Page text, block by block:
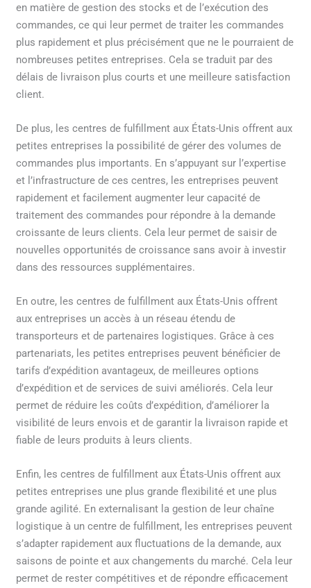
en matière de gestion des stocks et de l’exécution des
commandes, ce qui leur permet de traiter les commandes
plus rapidement et plus précisément que ne le pourraient de
nombreuses petites entreprises. Cela se traduit par des
délais de livraison plus courts et une meilleure satisfaction
client.
De plus, les centres de fulfillment aux États-Unis offrent aux
petites entreprises la possibilité de gérer des volumes de
commandes plus importants. En s’appuyant sur l’expertise
et l’infrastructure de ces centres, les entreprises peuvent
rapidement et facilement augmenter leur capacité de
traitement des commandes pour répondre à la demande
croissante de leurs clients. Cela leur permet de saisir de
nouvelles opportunités de croissance sans avoir à investir
dans des ressources supplémentaires.
En outre, les centres de fulfillment aux États-Unis offrent
aux entreprises un accès à un réseau étendu de
transporteurs et de partenaires logistiques. Grâce à ces
partenariats, les petites entreprises peuvent bénéficier de
tarifs d’expédition avantageux, de meilleures options
d’expédition et de services de suivi améliorés. Cela leur
permet de réduire les coûts d’expédition, d’améliorer la
visibilité de leurs envois et de garantir la livraison rapide et
fiable de leurs produits à leurs clients.
Enfin, les centres de fulfillment aux États-Unis offrent aux
petites entreprises une plus grande flexibilité et une plus
grande agilité. En externalisant la gestion de leur chaîne
logistique à un centre de fulfillment, les entreprises peuvent
s’adapter rapidement aux fluctuations de la demande, aux
saisons de pointe et aux changements du marché. Cela leur
permet de rester compétitives et de répondre efficacement